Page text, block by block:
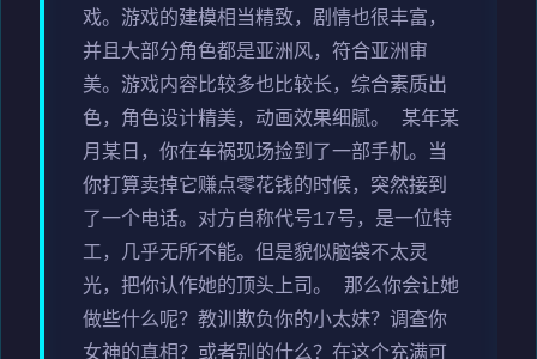
戏。游戏的建模相当精致，剧情也很丰富，
并且大部分角色都是亚洲风，符合亚洲审
美。游戏内容比较多也比较长，综合素质出
色，角色设计精美，动画效果细腻。 某年某
月某日，你在车祸现场捡到了一部手机。当
你打算卖掉它赚点零花钱的时候，突然接到
了一个电话。对方自称代号17号，是一位特
工，几乎无所不能。但是貌似脑袋不太灵
光，把你认作她的顶头上司。 那么你会让她
做些什么呢？教训欺负你的小太妹？调查你
女神的真相？或者别的什么？在这个充满可